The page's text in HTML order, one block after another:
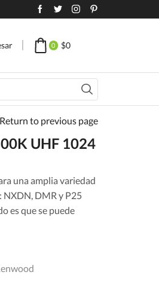
0 $0
Return to previous page
UHF 1024
una amplia variedad
DMR y P25
es que se puede